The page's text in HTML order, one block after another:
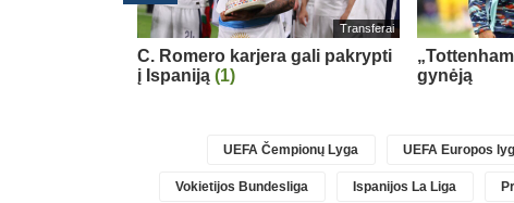
Transferai
C. Romero karjera gali pakrypti
į Ispaniją (1)
gynėją
UEFA Čempionų Lyga UEFA Europos
Vokietijos Bundesliga Ispanijos La Liga